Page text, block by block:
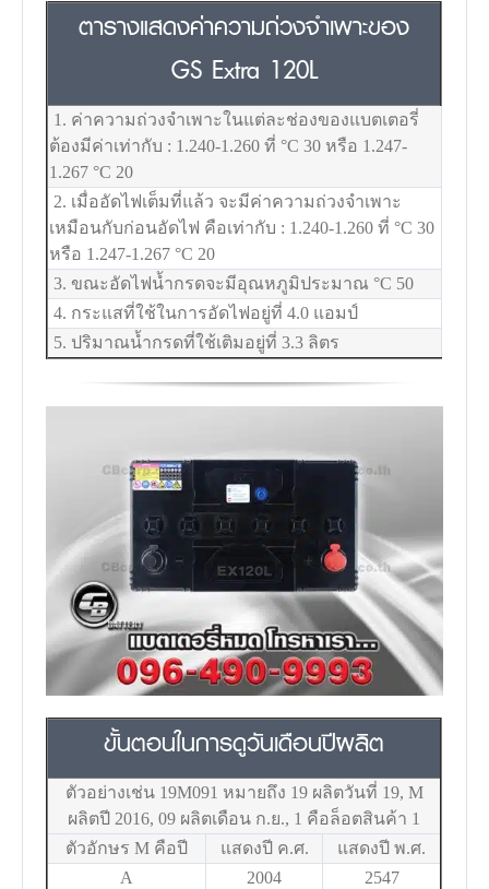
ตารางแสดงค่าความถ่วงจำเพาะของ
GS Extra 120L
1. ค่าความถ่วงจำเพาะในแต่ละช่องของแบตเตอรี่
ต้องมีค่าเท่ากับ : 1.240-1.260 ที่ °C 30 หรือ 1.247-
1.267 °C 20
2. เมื่ออัดไฟเต็มที่แล้ว จะมีค่าความถ่วงจำเพาะ
เหมือนกับก่อนอัดไฟ คือเท่ากับ : 1.240-1.260 ที่ °C 30
หรือ 1.247-1.267 °C 20
3. ขณะอัดไฟน้ำกรดจะมีอุณหภูมิประมาณ °C 50
4. กระแสที่ใช้ในการอัดไฟอยู่ที่ 4.0 แอมป์
5. ปริมาณน้ำกรดที่ใช้เติมอยู่ที่ 3.3 ลิตร
ขั้นตอนในการดูวันเดือนปีผลิต
ตัวอย่างเช่น 19M091 หมายถึง 19 ผลิตวันที่ 19, M
ผลิตปี 2016, 09 ผลิตเดือน ก.ย., 1 คือล็อตสินค้า 1
ตัวอักษร M คือปี
แสดงปี ค.ศ.
แสดงปี พ.ศ.
A
2004
2547